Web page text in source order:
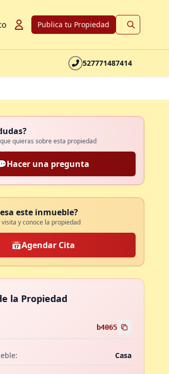
Publica tu Propiedad
527771487414
quieras sobre esta propiedad
Hacer una pregunta
este inmueble?
y conoce la propiedad
📅Agendar Cita
la Propiedad
b4065
Casa